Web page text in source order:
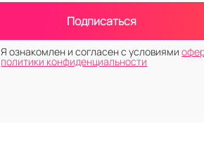
Подписаться
Я ознакомлен и согласен с условиями
политики конфиденциальности